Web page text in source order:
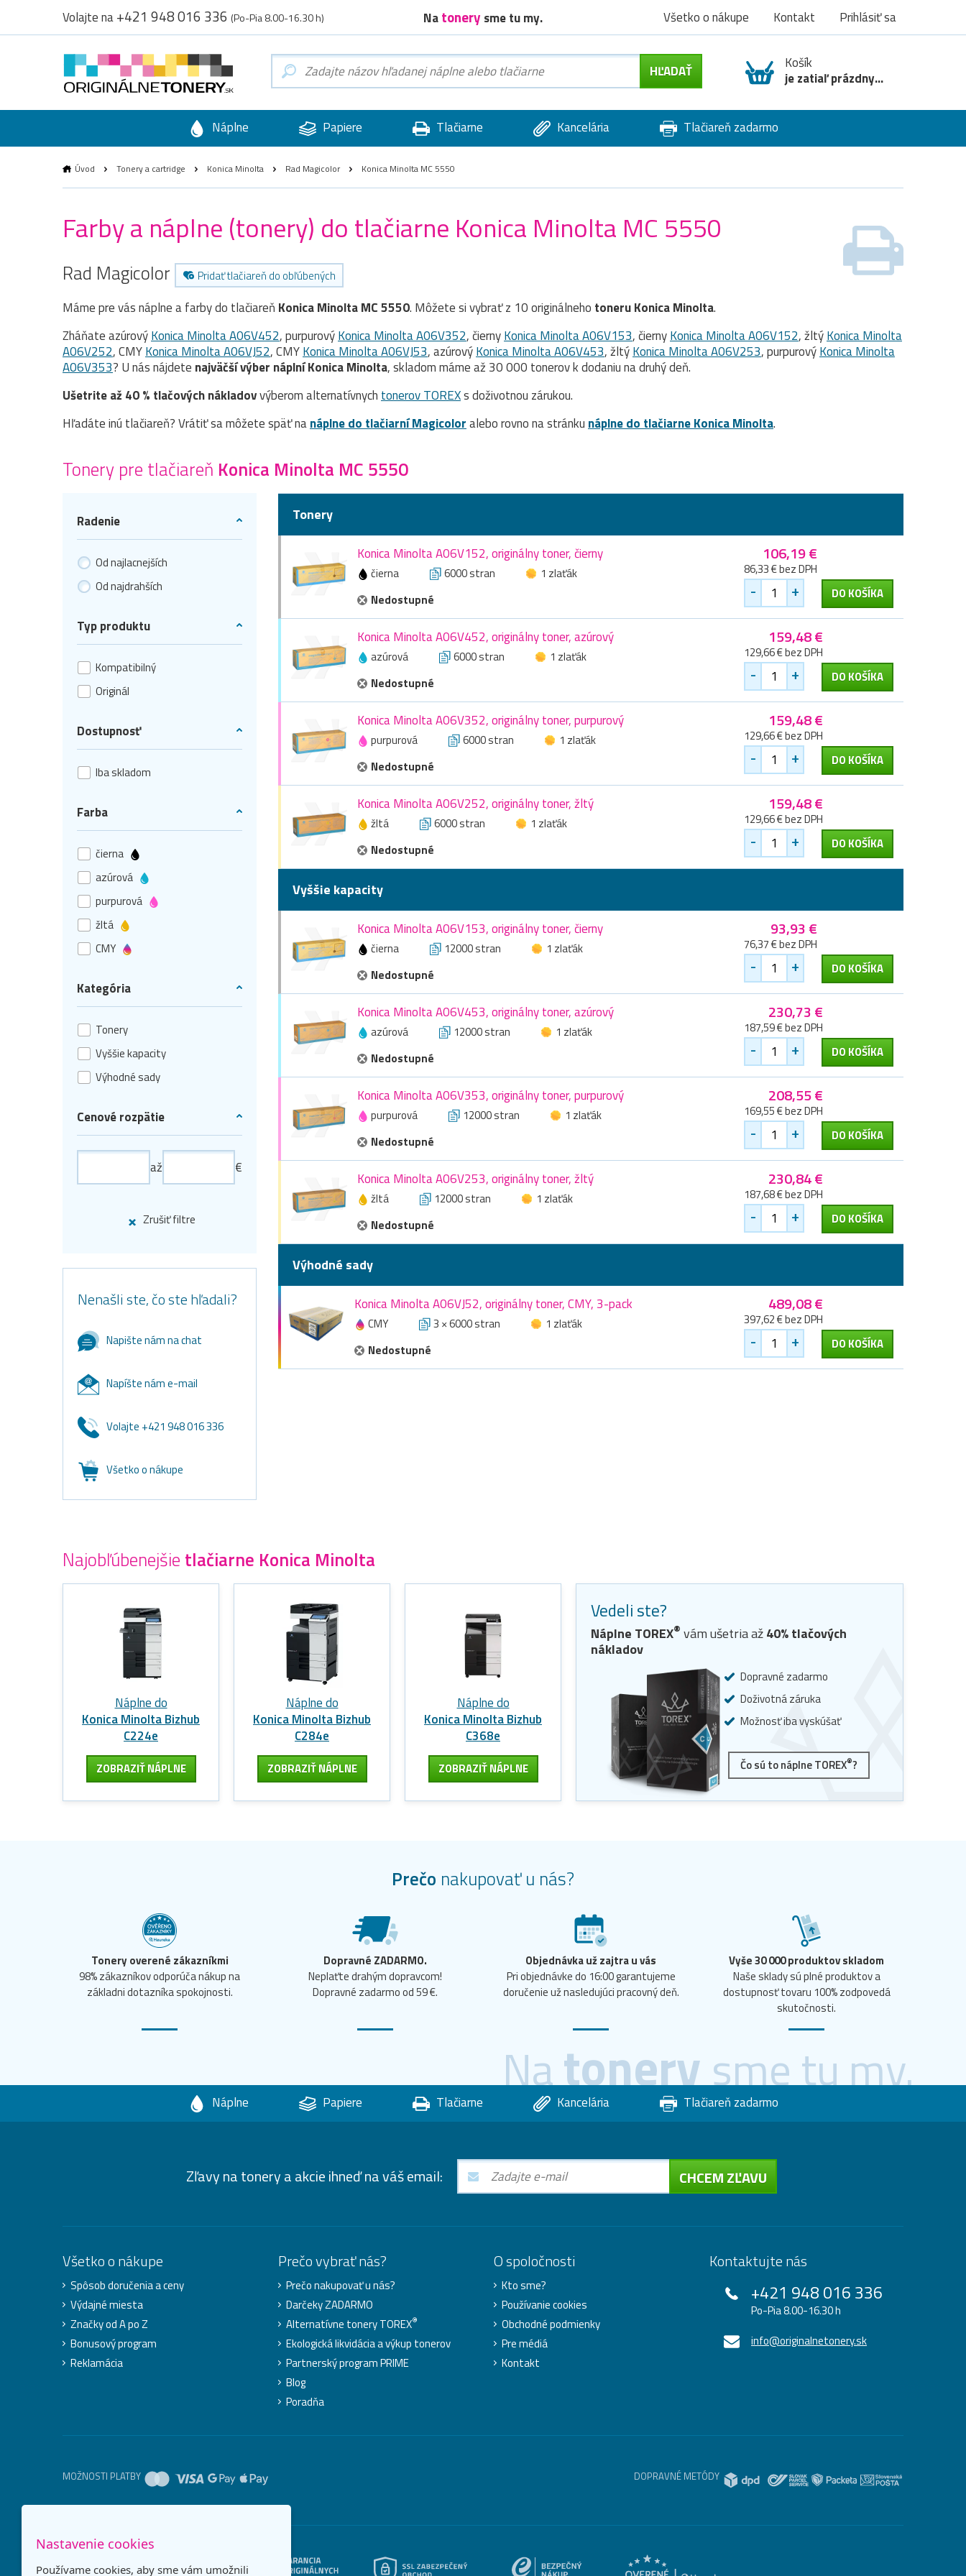
Volajte na+421 948 016 336 (Po-Pia 8.00-16.30 h) Natonery sme tu my. Všetko o nákupe Kontakt Prihlásiť sa
Košík
je zatiaľ prázdny...
Náplne Papiere Tlačiarne Kancelária Tlačiareň zadarmo
Úvod Tonery a cartridge Konica Minolta Rad Magicolor Konica Minolta MC 5550
Farby a náplne (tonery) do tlačiarne Konica Minolta MC 5550
Rad Magicolor Pridať tlačiareň do obľúbených
Máme pre vás náplne a farby do tlačiareň Konica Minolta MC 5550. Môžete si vybrať z 10 originálneho toneruKonica Minolta.
Zháňate azúrovýKonica Minolta A06V452, purpurovýKonica Minolta A06V352, čiernyKonica Minolta A06V153, čiernyKonica Minolta A06V152, žltýKonica Minolta
A06V252, CMYKonica Minolta A06VJ52, CMYKonica Minolta A06VJ53, azúrovýKonica Minolta A06V453, žltýKonica Minolta A06V253, purpurovýKonica Minolta
A06V353? U nás nájdete najväčší výber náplní Konica Minolta, skladom máme až 30 000 tonerov k dodaniu na druhý deň.
Ušetrite až 40 % tlačových nákladovvýberom alternatívnych tonerov TOREXs doživotnou zárukou.
Hľadáte inú tlačiareň? Vrátiť sa môžete späť nanáplne do tlačiarní Magicoloralebo rovno na stránku náplne do tlačiarne Konica Minolta.
Tonery pre tlačiareň Konica Minolta MC 5550
Radenie
Od najlacnejších
Od najdrahších
Typ produktu
Kompatibilný
Originál
Dostupnosť
Iba skladom
Farba
čierna
azúrová
purpurová
žltá
CMY
Kategória
Tonery
Vyššie kapacity
Výhodné sady
Cenové rozpätie
až €
Zrušiť filtre
Nenašli ste, čo ste hľadali?
Napište nám na chat
Napíšte nám e-mail
Volajte +421 948 016 336
Všetko o nákupe
Tonery
Konica Minolta A06V152, originálny toner, čierny
čierna 6000 stran
1 zlaťák
Nedostupné
106,19 €
86,33 € bez DPH
- + DO KOŠÍKA
Konica Minolta A06V452, originálny toner, azúrový
azúrová 6000 stran
1 zlaťák
Nedostupné
159,48 €
129,66 € bez DPH
- + DO KOŠÍKA
Konica Minolta A06V352, originálny toner, purpurový
purpurová 6000 stran
1 zlaťák
Nedostupné
159,48 €
129,66 € bez DPH
- + DO KOŠÍKA
Konica Minolta A06V252, originálny toner, žltý
žltá 6000 stran
1 zlaťák
Nedostupné
159,48 €
129,66 € bez DPH
- + DO KOŠÍKA
Vyššie kapacity
Konica Minolta A06V153, originálny toner, čierny
čierna 12000 stran
1 zlaťák
Nedostupné
93,93 €
76,37 € bez DPH
- + DO KOŠÍKA
Konica Minolta A06V453, originálny toner, azúrový
azúrová 12000 stran
1 zlaťák
Nedostupné
230,73 €
187,59 € bez DPH
- + DO KOŠÍKA
Konica Minolta A06V353, originálny toner, purpurový
purpurová 12000 stran
1 zlaťák
Nedostupné
208,55 €
169,55 € bez DPH
- + DO KOŠÍKA
Konica Minolta A06V253, originálny toner, žltý
žltá 12000 stran
1 zlaťák
Nedostupné
230,84 €
187,68 € bez DPH
- + DO KOŠÍKA
Výhodné sady
Konica Minolta A06VJ52, originálny toner, CMY, 3-pack
CMY 3 × 6000 stran
1 zlaťák
Nedostupné
489,08 €
397,62 € bez DPH
- + DO KOŠÍKA
Najobľúbenejšie tlačiarne Konica Minolta
Náplne do
Konica Minolta Bizhub
C224e
ZOBRAZIŤ NÁPLNE
Náplne do
Konica Minolta Bizhub
C284e
ZOBRAZIŤ NÁPLNE
Náplne do
Konica Minolta Bizhub
C368e
ZOBRAZIŤ NÁPLNE
Vedeli ste?
Náplne TOREX® vám ušetria až40% tlačových
nákladov
Dopravné zadarmo
Doživotná záruka
Možnosť iba vyskúšať
Čo sú to náplne TOREX®?
Prečo nakupovať u nás?
Tonery overené zákazníkmi
98% zákazníkov odporúča nákup na
základni dotazníka spokojnosti.
Dopravné ZADARMO.
Neplaťte drahým dopravcom!
Dopravné zadarmo od 59 €.
Objednávka už zajtra u vás
Pri objednávke do 16:00 garantujeme
doručenie už nasledujúci pracovný deň.
Vyše 30 000 produktov skladom
Naše sklady sú plné produktov a
dostupnosť tovaru 100% zodpovedá
skutočnosti.
Natonerysme tu my.
Náplne Papiere Tlačiarne Kancelária Tlačiareň zadarmo
Zľavy na tonery a akcie ihneď na váš email: CHCEM ZĽAVU
Všetko o nákupe
Spôsob doručenia a ceny
Výdajné miesta
Značky od A po Z
Bonusový program
Reklamácia
Prečo vybrať nás?
Prečo nakupovať u nás?
Darčeky ZADARMO
Alternatívne tonery TOREX®
Ekologická likvidácia a výkup tonerov
Partnerský program PRIME
Blog
Poradňa
O spoločnosti
Kto sme?
Používanie cookies
Obchodné podmienky
Pre médiá
Kontakt
Kontaktujte nás
+421 948 016 336
Po-Pia 8.00-16.30 h
info@originalnetonery.sk
MOŽNOSTI PLATBY DOPRAVNÉ METÓDY
Nastavenie cookies
Používame cookies, aby sme vám umožnili